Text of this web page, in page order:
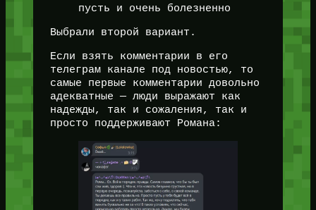
пусть и очень болезненно
Выбрали второй вариант.
Если взять комментарии в его
телеграм канале под новостью, то
самые первые комментарии довольно
адекватные — люди выражают как
надежды, так и сожаления, так и
просто поддерживают Романа: